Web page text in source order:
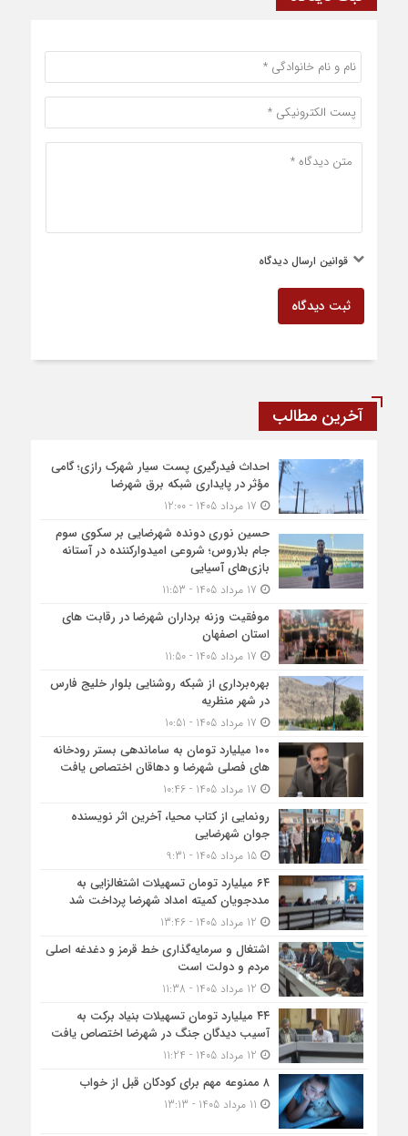
قوانین ارسال دیدگاه
ثبت دیدگاه
آخرین مطالب
احداث فیدرگیری پست سیار شهرک رازی؛ گامی
مؤثر در پایداری شبکه برق شهرضا
حسین نوری دونده شهرضایی بر سکوی سوم
جام بلاروس؛ شروعی امیدوارکننده در آستانه
بازی‌های آسیایی
موفقیت وزنه برداران شهرضا در رقابت های
استان اصفهان
بهره‌برداری از شبکه روشنایی بلوار خلیج فارس
در شهر منظریه
۱۰۰ میلیارد تومان به ساماندهی بستر رودخانه
های فصلی شهرضا و دهاقان اختصاص یافت
رونمایی از کتاب محیا، آخرین اثر نویسنده
جوان شهرضایی
15 مرداد 1405 - 9:31
۶۴ میلیارد تومان تسهیلات اشتغالزایی به
مددجویان کمیته امداد شهرضا پرداخت شد
اشتغال و سرمایه‌گذاری خط قرمز و دغدغه اصلی
مردم و دولت است
۴۴ میلیارد تومان تسهیلات بنیاد برکت به
آسیب دیدگان جنگ در شهرضا اختصاص یافت
۸ ممنوعه مهم برای کودکان قبل از خواب